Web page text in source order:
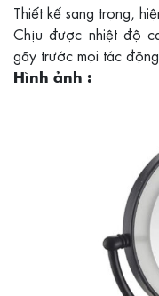
Thiết kế sang trọng,
Chịu được nhiệt độ
gãy trước mọi tác
Hình ảnh :